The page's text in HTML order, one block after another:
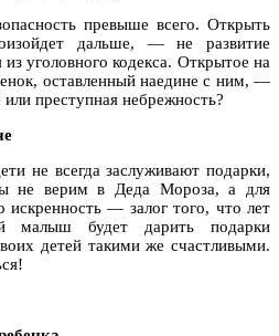
превыше всего. Открыть
дальше, — не развитие
из уголовного кодекса. Открытое на
оставленный наедине с ним, —
преступная небрежность?
не всегда заслуживают подарки,
не верим в Деда Мороза, а для
— залог того, что лет
малыш будет дарить подарки
детей такими же счастливыми.